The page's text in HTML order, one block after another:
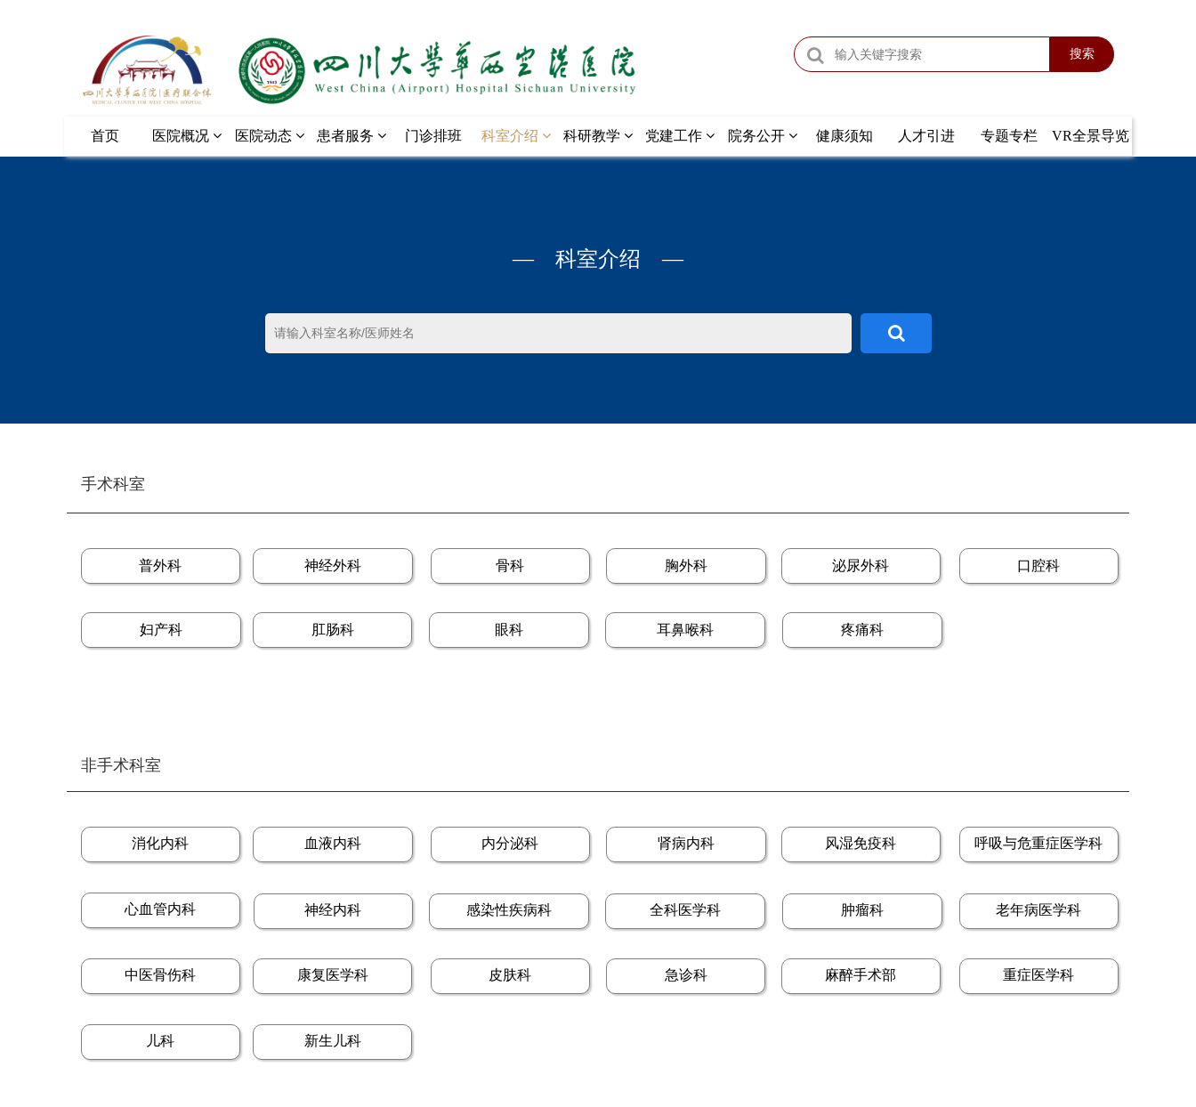
搜索
首页 医院概况 医院动态 患者服务 门诊排班 科室介绍 科研教学 党建工作 院务公开 健康须知 人才引进 专题专栏 VR全景导览
— 科室介绍 —
普外科 神经外科 骨科 胸外科 泌尿外科 口腔科
妇产科 肛肠科 眼科 耳鼻喉科 疼痛科
消化内科 血液内科 内分泌科 肾病内科 风湿免疫科 呼吸与危重症医学科
心血管内科 神经内科 感染性疾病科 全科医学科 肿瘤科 老年病医学科
中医骨伤科 康复医学科 皮肤科 急诊科 麻醉手术部 重症医学科
儿科 新生儿科
非手术科室
手术科室